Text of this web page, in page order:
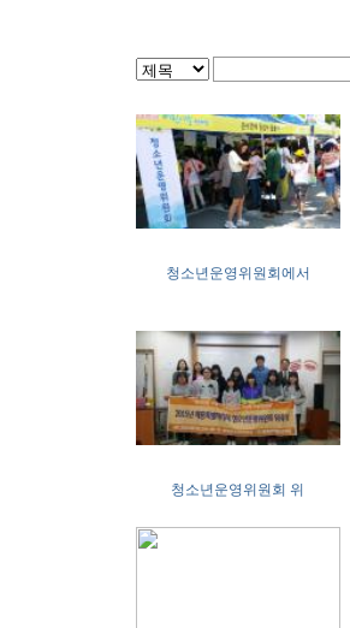
청소년운영위원회에서
청소년운영위원회 위